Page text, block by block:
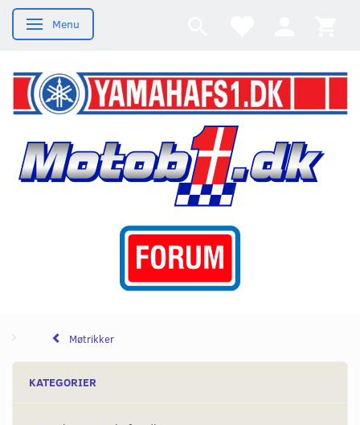
Skifte navigation
Menu
Møtrikker
KATEGORIER